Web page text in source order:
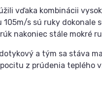
vďaka kombinácii
s sú ruky dokonale
nakoniec stále mokré
a tým sa stáva
z prúdenia teplého